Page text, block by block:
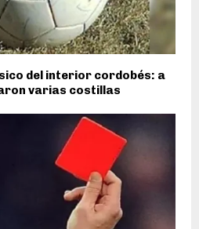
del interior cordobés: a
varias costillas